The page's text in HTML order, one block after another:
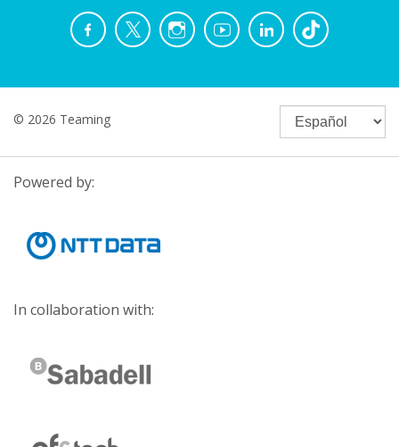
© 2026 Teaming
Powered by:
In collaboration with: